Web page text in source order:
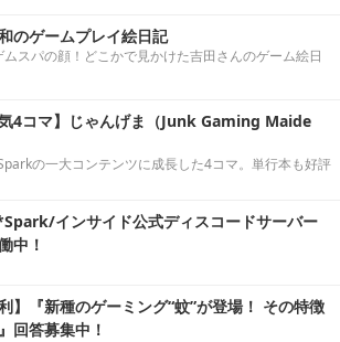
のゲームプレイ絵日記
ムスパの顔！どこかで見かけた吉田さんのゲーム絵日
気4コマ】じゃんげま（Junk Gaming Maide
の一大コンテンツに成長した4コマ。単行本も好評
インサイド公式ディスコードサーバー
中！
利】『新種のゲーミング“蚊”が登場！ その特徴
回答募集中！